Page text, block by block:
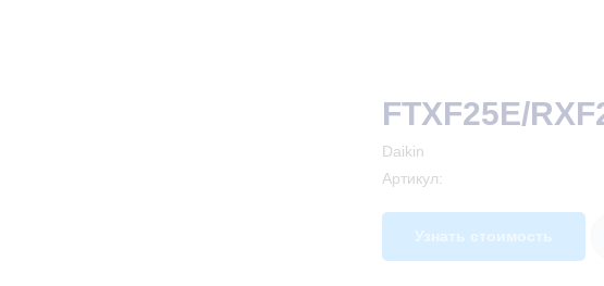
FTXF25E/
Daikin
Артикул:
Узнать стоимость